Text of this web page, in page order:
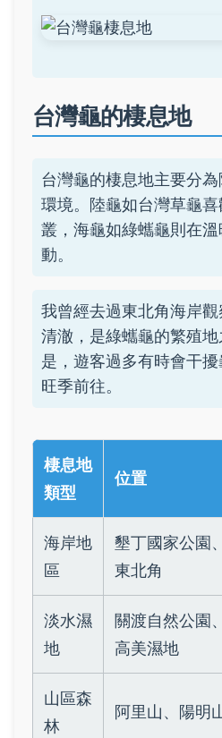
台灣龜的棲息地
台灣龜的棲息地主要分
環境。陸龜如台灣草龜
叢，海龜如綠蠵龜則在
動。
我曾經去過東北角海岸
清澈，是綠蠵龜的繁殖
是，遊客過多有時會干
旺季前往。
棲息地
類型
位置
海岸地
區
墾丁國家公園、
東北角
淡水濕
地
關渡自然公園、
高美濕地
山區森
林
阿里山、陽明